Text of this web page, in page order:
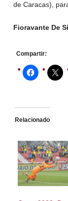
de Caracas),
Fioravante De
Compartir:
Relacionado